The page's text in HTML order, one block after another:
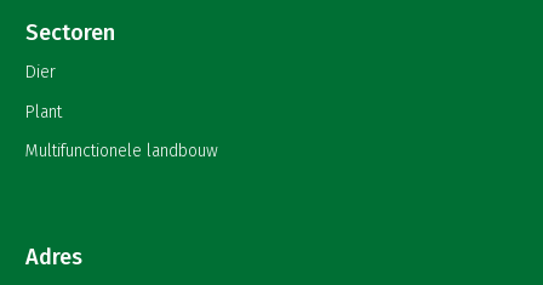
Sectoren
Dier
Plant
Multifunctionele landbouw
Adres